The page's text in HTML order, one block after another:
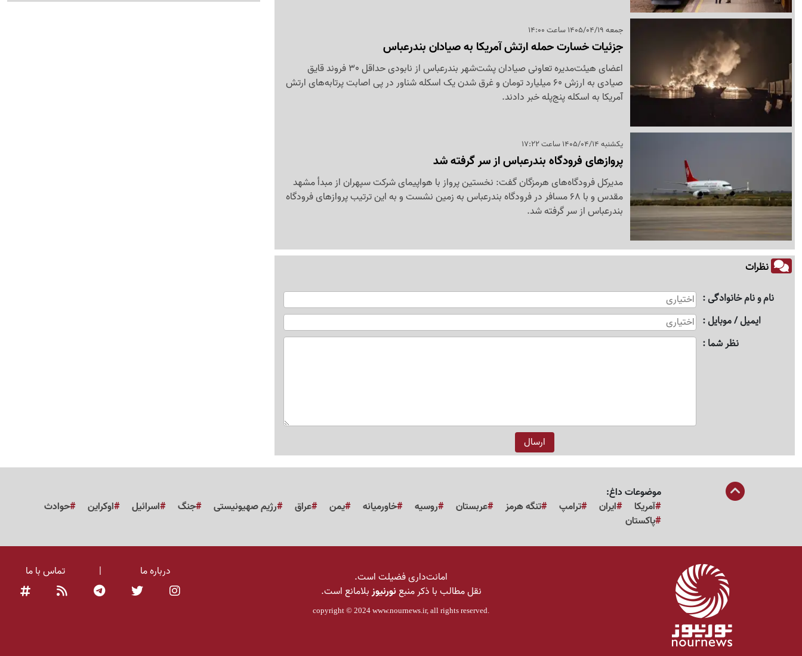
جمعه 1405/04/19 ساعت 14:00
جزئیات خسارت حمله ارتش آمریکا به صیادان بندرعباس
اعضای هیئت‌مدیره تعاونی صیادان پشت‌شهر بندرعباس از نابودی حداقل 30 فروند قایق
صیادی به ارزش 60 میلیارد تومان و غرق شدن یک اسکله شناور در پی اصابت پرتابه‌های ارتش
آمریکا به اسکله پنج‌‌پله خبر دادند.
یکشنبه 1405/04/14 ساعت 17:22
پروازهای فرودگاه بندرعباس از سر گرفته شد
مدیرکل فرودگاه‌های هرمزگان گفت: نخستین پرواز با هواپیمای شرکت سپهران از مبدأ مشهد
مقدس و با 68 مسافر در فرودگاه بندرعباس به زمین نشست و به این ترتیب پروازهای فرودگاه
بندرعباس از سر گرفته شد.
نظرات
نام و نام خانوادگی
ایمیل / موبایل
نظر شما
موضوعات داغ:
آمریکا
ایران ترامپ تنگه هرمز عربستان روسیه خاورمیانه یمن عراق رژیم صهیونیستی جنگ اسرائیل اوکراین
حوادث
پاکستان
امانت‌داری فضیلت است.
نقل مطالب با ذکر منبعنورنیوزبلامانع است.
copyright © 2024 www.nournews.ir, all rights reserved.
درباره ما | تماس با ما